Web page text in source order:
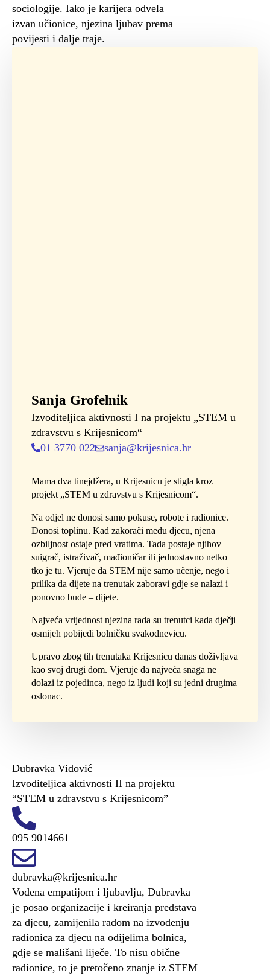
sociologije. Iako je karijera odvela
izvan učionice, njezina ljubav prema
povijesti i dalje traje.
Sanja Grofelnik
Izvoditeljica aktivnosti I na projektu „STEM u
zdravstvu s Krijesnicom“
01 3770 022
sanja@krijesnica.hr
Mama dva tinejdžera, u Krijesnicu je stigla kroz
projekt „STEM u zdravstvu s Krijesnicom“.
Na odjel ne donosi samo pokuse, robote i radionice.
Donosi toplinu. Kad zakorači među djecu, njena
ozbiljnost ostaje pred vratima. Tada postaje njihov
suigrač, istraživač, mađioničar ili jednostavno netko
tko je tu. Vjeruje da STEM nije samo učenje, nego i
prilika da dijete na trenutak zaboravi gdje se nalazi i
ponovno bude – dijete.
Najveća vrijednost njezina rada su trenutci kada dječji
osmijeh pobijedi bolničku svakodnevicu.
Upravo zbog tih trenutaka Krijesnicu danas doživljava
kao svoj drugi dom. Vjeruje da najveća snaga ne
dolazi iz pojedinca, nego iz ljudi koji su jedni drugima
oslonac.
Dubravka Vidović
Izvoditeljica aktivnosti II na projektu
“STEM u zdravstvu s Krijesnicom”
095 9014661
dubravka@krijesnica.hr
Vođena empatijom i ljubavlju, Dubravka
je posao organizacije i kreiranja predstava
za djecu, zamijenila radom na izvođenju
radionica za djecu na odijelima bolnica,
gdje se mališani liječe. To nisu obične
radionice, to je pretočeno znanje iz STEM